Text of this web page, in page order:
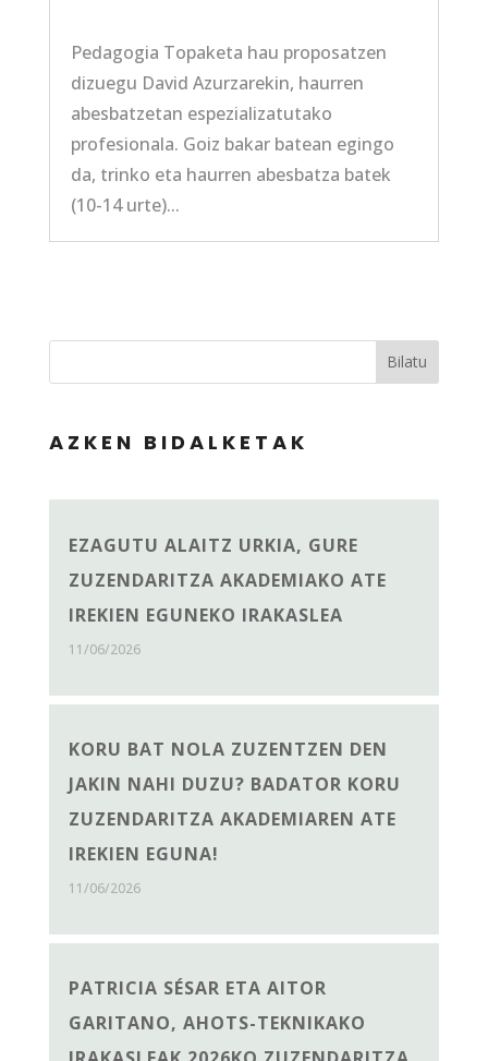
Pedagogia Topaketa hau proposatzen
dizuegu David Azurzarekin, haurren
abesbatzetan espezializatutako
profesionala. Goiz bakar batean egingo
da, trinko eta haurren abesbatza batek
(10-14 urte)...
Bilatu
AZKEN BIDALKETAK
EZAGUTU ALAITZ URKIA, GURE
ZUZENDARITZA AKADEMIAKO ATE
IREKIEN EGUNEKO IRAKASLEA
11/06/2026
KORU BAT NOLA ZUZENTZEN DEN
JAKIN NAHI DUZU? BADATOR KORU
ZUZENDARITZA AKADEMIAREN ATE
IREKIEN EGUNA!
11/06/2026
PATRICIA SÉSAR ETA AITOR
GARITANO, AHOTS-TEKNIKAKO